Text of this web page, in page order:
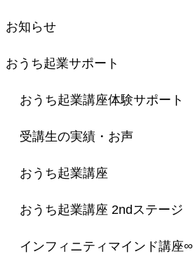
お知らせ
おうち起業サポート
おうち起業講座体験サポート
受講生の実績・お声
おうち起業講座
おうち起業講座 2ndステージ
インフィニティマインド講座∞